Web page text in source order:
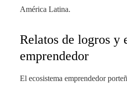
América Latina.
Relatos de logros y
emprendedor
El ecosistema emprendedor